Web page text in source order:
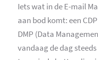
Iets wat in de E-mail
aan bod komt: een
DMP (Data
vandaag de dag